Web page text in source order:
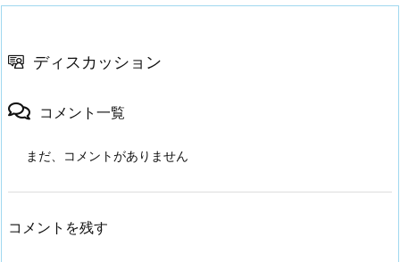
ディスカッション
コメント一覧
まだ、コメントがありません
コメントを残す